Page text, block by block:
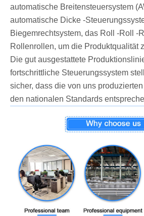
automatische Breitensteuersystem
automatische Dicke -
Biegemrechtsystem, das Roll -Roll -
Rollenrollen, um die Produktqualität
Die gut ausgestattete
fortschrittliche Steuerungssystem
sicher, dass die von uns
den nationalen Standards